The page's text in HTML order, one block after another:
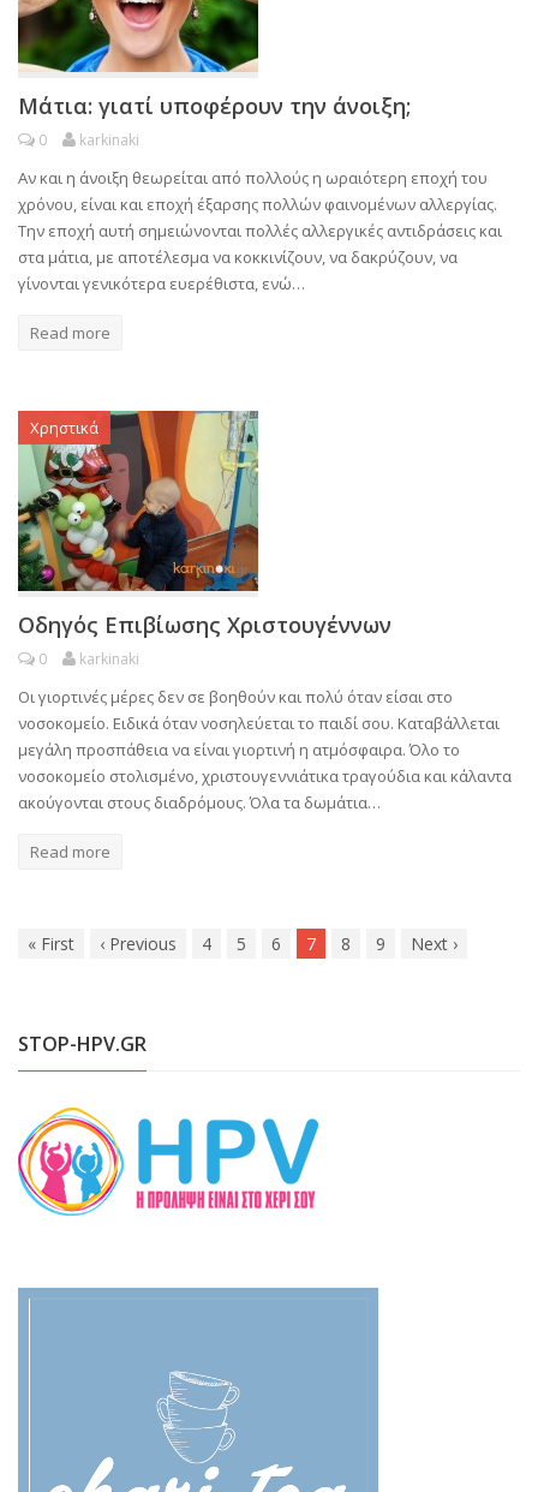
Μάτια: γιατί υποφέρουν την άνοιξη;
0 karkinaki
Αν και η άνοιξη θεωρείται από πολλούς η ωραιότερη εποχή του
χρόνου, είναι και εποχή έξαρσης πολλών φαινομένων αλλεργίας.
Την εποχή αυτή σημειώνονται πολλές αλλεργικές αντιδράσεις και
στα μάτια, με αποτέλεσμα να κοκκινίζουν, να δακρύζουν, να
γίνονται γενικότερα ευερέθιστα, ενώ…
Read more
Χρηστικά
Οδηγός Επιβίωσης Χριστουγέννων
0 karkinaki
Οι γιορτινές μέρες δεν σε βοηθούν και πολύ όταν είσαι στο
νοσοκομείο. Ειδικά όταν νοσηλεύεται το παιδί σου. Καταβάλλεται
μεγάλη προσπάθεια να είναι γιορτινή η ατμόσφαιρα. Όλο το
νοσοκομείο στολισμένο, χριστουγεννιάτικα τραγούδια και κάλαντα
ακούγονται στους διαδρόμους. Όλα τα δωμάτια…
Read more
« First ‹ Previous 4 5 6 7 8 9 Next ›
STOP-HPV.GR